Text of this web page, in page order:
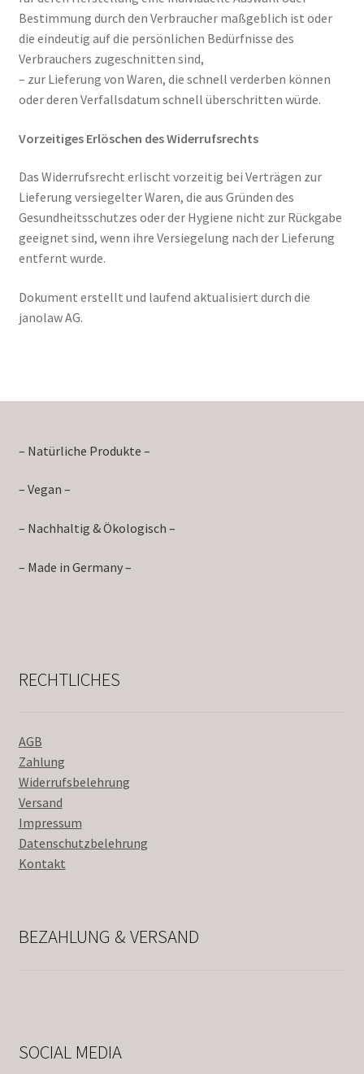
Bestimmung durch den Verbraucher maßgeblich ist oder
die eindeutig auf die persönlichen Bedürfnisse des
Verbrauchers zugeschnitten sind,
– zur Lieferung von Waren, die schnell verderben können
oder deren Verfallsdatum schnell überschritten würde.
Vorzeitiges Erlöschen des Widerrufsrechts
Das Widerrufsrecht erlischt vorzeitig bei Verträgen zur
Lieferung versiegelter Waren, die aus Gründen des
Gesundheitsschutzes oder der Hygiene nicht zur Rückgabe
geeignet sind, wenn ihre Versiegelung nach der Lieferung
entfernt wurde.
Dokument erstellt und laufend aktualisiert durch die
janolaw AG.
– Natürliche Produkte –
– Vegan –
– Nachhaltig & Ökologisch –
– Made in Germany –
RECHTLICHES
AGB
Zahlung
Widerrufsbelehrung
Versand
Impressum
Datenschutzbelehrung
Kontakt
BEZAHLUNG & VERSAND
SOCIAL MEDIA